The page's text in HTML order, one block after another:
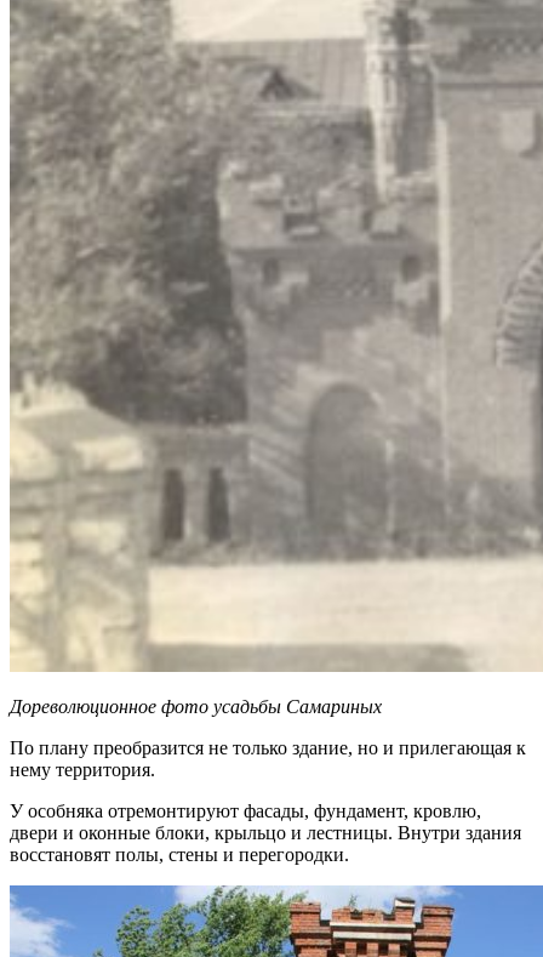
Дореволюционное фото усадьбы Самариных
По плану преобразится не только здание, но и прилегающая к
нему территория.
У особняка отремонтируют фасады, фундамент, кровлю,
двери и оконные блоки, крыльцо и лестницы. Внутри здания
восстановят полы, стены и перегородки.